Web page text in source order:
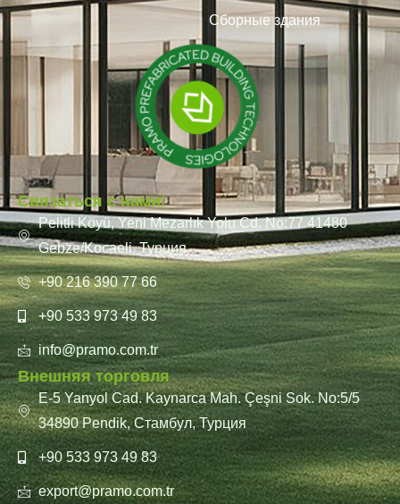
Сборные здания
Связаться с нами!
Pelitli Köyü, Yeni Mezarlık Yolu Cd. No:77 41480
Gebze/Kocaeli, Турция
+90 216 390 77 66
+90 533 973 49 83
info@pramo.com.tr
Внешняя торговля
E-5 Yanyol Cad. Kaynarca Mah. Çeşni Sok. No:5/5
34890 Pendik, Стамбул, Турция
+90 533 973 49 83
export@pramo.com.tr